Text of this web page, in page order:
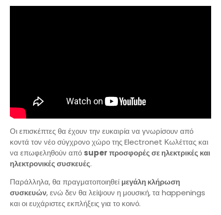
Οι επισκέπτες θα έχουν την ευκαιρία να γνωρίσουν από
κοντά τον νέο σύγχρονο χώρο της Electronet Κωλέττας και
να επωφεληθούν από super προσφορές σε ηλεκτρικές και
ηλεκτρονικές συσκευές.
Παράλληλα, θα πραγματοποιηθεί μεγάλη κλήρωση
συσκευών, ενώ δεν θα λείψουν η μουσική, τα happenings
και οι ευχάριστες εκπλήξεις για το κοινό.